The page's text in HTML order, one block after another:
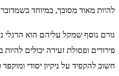
להיות מאוד מסובך, במיוחד
גורם נוסף שמקל עליהם הוא הרגלי
פירורים ופסולת זעירה יכולים
חשוב להקפיד על ניקיון יסודי